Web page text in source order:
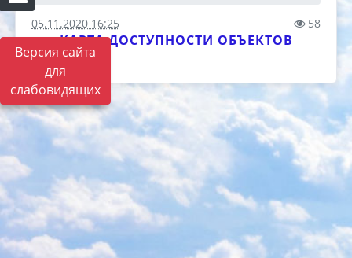
Версия сайта
для
слабовидящих
05.11.2020 16:25 58
КАРТА ДОСТУПНОСТИ ОБЪЕКТОВ